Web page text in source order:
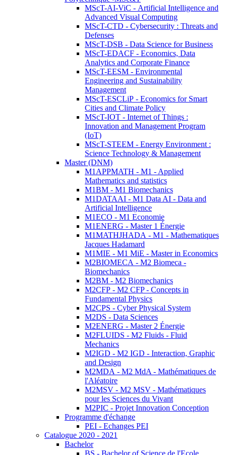
MScT-AI-ViC - Artificial Intelligence and
Advanced Visual Computing
MScT-CTD - Cybersecurity : Threats and
Defenses
MScT-DSB - Data Science for Business
MScT-EDACF - Economics, Data
Analytics and Corporate Finance
MScT-EESM - Environmental
Engineering and Sustainability
Management
MScT-ESCLiP - Economics for Smart
Cities and Climate Policy
MScT-IOT - Internet of Things :
Innovation and Management Program
(IoT)
MScT-STEEM - Energy Environment :
Science Technology & Management
Master (DNM)
M1APPMATH - M1 - Applied
Mathematics and statistics
M1BM - M1 Biomechanics
M1DATAAI - M1 Data AI - Data and
Artificial Intelligence
M1ECO - M1 Economie
M1ENERG - Master 1 Énergie
M1MATHJHADA - M1 - Mathematiques
Jacques Hadamard
M1MIE - M1 MiE - Master in Economics
M2BIOMECA - M2 Biomeca -
Biomechanics
M2BM - M2 Biomechanics
M2CFP - M2 CFP - Concepts in
Fundamental Physics
M2CPS - Cyber Physical System
M2DS - Data Sciences
M2ENERG - Master 2 Énergie
M2FLUIDS - M2 Fluids - Fluid
Mechanics
M2IGD - M2 IGD - Interaction, Graphic
and Design
M2MDA - M2 MdA - Mathématiques de
l'Aléatoire
M2MSV - M2 MSV - Mathématiques
pour les Sciences du Vivant
M2PIC - Projet Innovation Conception
Programme d'échange
PEI - Echanges PEI
Catalogue 2020 - 2021
Bachelor
BS - Bachelor of Science de l'Ecole